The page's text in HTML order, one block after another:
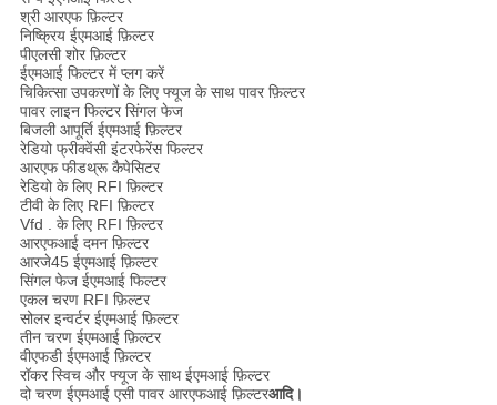
श्री आरएफ फ़िल्टर
निष्क्रिय ईएमआई फ़िल्टर
पीएलसी शोर फ़िल्टर
ईएमआई फिल्टर में प्लग करें
चिकित्सा उपकरणों के लिए फ्यूज के साथ पावर फ़िल्टर
पावर लाइन फिल्टर सिंगल फेज
बिजली आपूर्ति ईएमआई फ़िल्टर
रेडियो फ्रीक्वेंसी इंटरफेरेंस फिल्टर
आरएफ फीडथ्रू कैपेसिटर
रेडियो के लिए RFI फ़िल्टर
टीवी के लिए RFI फ़िल्टर
Vfd . के लिए RFI फ़िल्टर
आरएफआई दमन फ़िल्टर
आरजे45 ईएमआई फ़िल्टर
सिंगल फेज ईएमआई फिल्टर
एकल चरण RFI फ़िल्टर
सोलर इन्वर्टर ईएमआई फ़िल्टर
तीन चरण ईएमआई फ़िल्टर
वीएफडी ईएमआई फ़िल्टर
रॉकर स्विच और फ्यूज के साथ ईएमआई फ़िल्टर
दो चरण ईएमआई एसी पावर आरएफआई फ़िल्टरआदि।